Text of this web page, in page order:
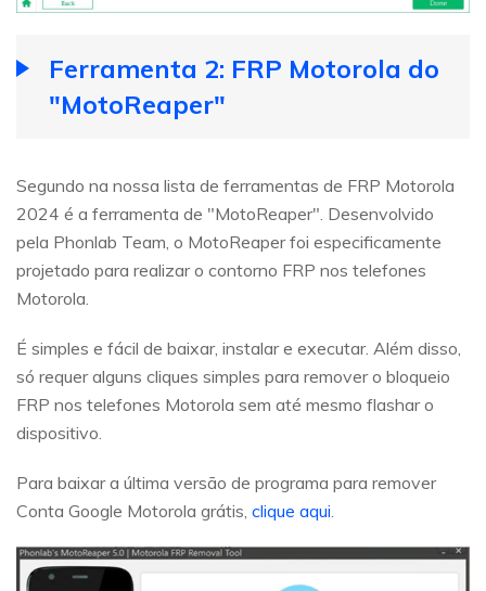
Ferramenta 2: FRP Motorola do
"MotoReaper"
Segundo na nossa lista de ferramentas de FRP Motorola
2024 é a ferramenta de "MotoReaper". Desenvolvido
pela Phonlab Team, o MotoReaper foi especificamente
projetado para realizar o contorno FRP nos telefones
Motorola.
É simples e fácil de baixar, instalar e executar. Além disso,
só requer alguns cliques simples para remover o bloqueio
FRP nos telefones Motorola sem até mesmo flashar o
dispositivo.
Para baixar a última versão de programa para remover
Conta Google Motorola grátis, clique aqui.